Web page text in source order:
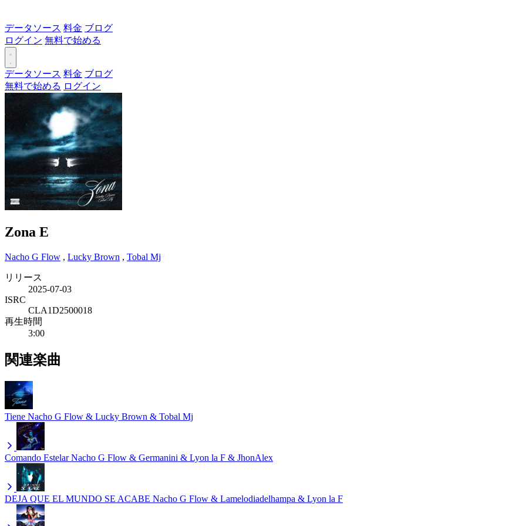
データソース 料金 ブログ
ログイン 無料で始める
データソース 料金 ブログ
無料で始める ログイン
Zona E
Nacho G Flow , Lucky Brown , Tobal Mj
リリース
2025-07-03
ISRC
CLA1D2500018
再生時間
3:00
関連楽曲
Tiene Nacho G Flow & Lucky Brown & Tobal Mj
Comando Estelar Nacho G Flow & Germanini & Lyon la F & JhonAlex
DEJA QUE EL MUNDO SE ACABE Nacho G Flow & Lamelodiadelhampa & Lyon la F